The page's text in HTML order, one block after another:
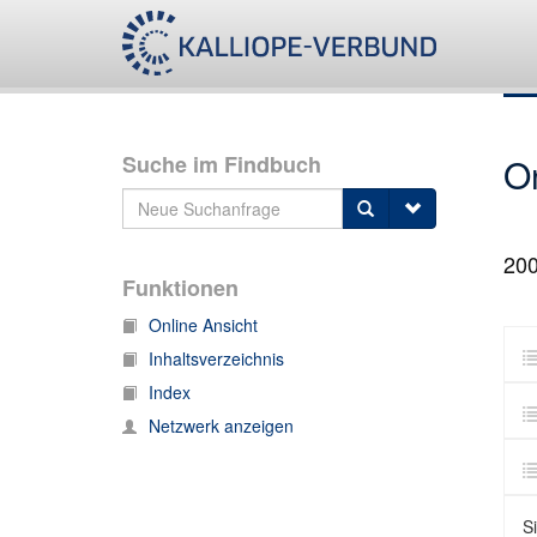
Suche im Findbuch
Funktionen
Online Ansicht
Inhaltsverzeichnis
Index
Netzwerk anzeigen